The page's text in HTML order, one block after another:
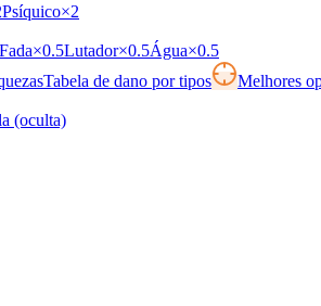
Psíquico×2
Fada×0.5Lutador×0.5Água×0.5
Tabela de dano por tipos Melhores
(oculta)